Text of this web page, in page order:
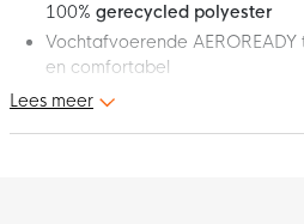
100% gerecycled polyester
Vochtafvoerende
en comfortabel
Dit is het nieuwe adidas Tiro 24
Lees meer